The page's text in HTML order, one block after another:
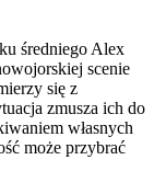
średniego Alex
scenie
się z
zmusza ich do
własnych
może przybrać